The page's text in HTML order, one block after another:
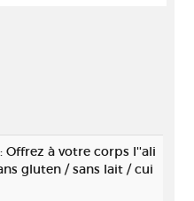
Offrez à votre corps l''ali
gluten / sans lait / cui